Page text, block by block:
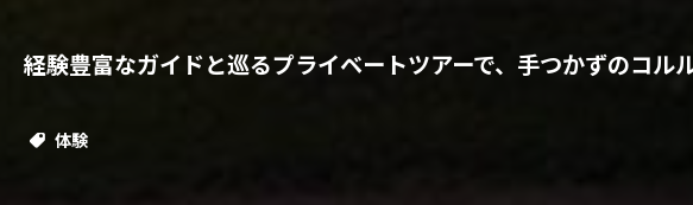
経験豊富なガイドと巡るプライベートツアーで、手つかずのコル
体験